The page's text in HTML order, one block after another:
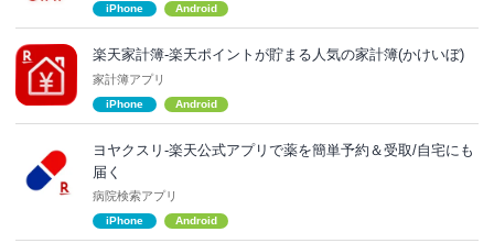
iPhone Android
楽天家計簿-楽天ポイントが貯まる人気の家計簿(かけいぼ)
家計簿アプリ
iPhone Android
ヨヤクスリ-楽天公式アプリで薬を簡単予約＆受取/自宅にも
届く
病院検索アプリ
iPhone Android